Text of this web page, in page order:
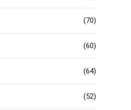
(70)
(60)
(64)
(52)